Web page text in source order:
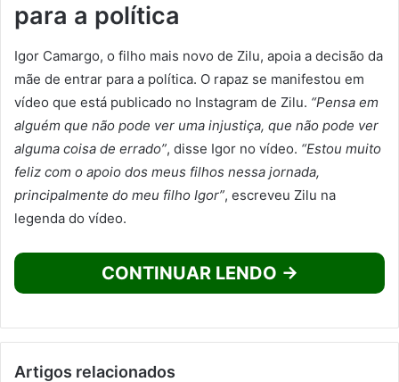
para a política
Igor Camargo, o filho mais novo de Zilu, apoia a decisão da
mãe de entrar para a política. O rapaz se manifestou em
vídeo que está publicado no Instagram de Zilu. “Pensa em
alguém que não pode ver uma injustiça, que não pode ver
alguma coisa de errado”, disse Igor no vídeo. “Estou muito
feliz com o apoio dos meus filhos nessa jornada,
principalmente do meu filho Igor”, escreveu Zilu na
legenda do vídeo.
CONTINUAR LENDO →
Artigos relacionados